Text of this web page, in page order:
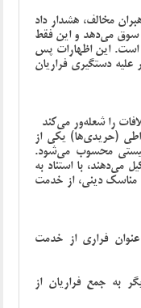
مخالف، هشدار داد
سوق می‌دهد و این فقط
این اظهارات پس
گسترده حریدی‌ها در ۱۹ شهر علیه دستگیری فراریان
را شعله‌ور می‌کند
(حریدی‌ها) یکی از
محسوب می‌شود.
را تشکیل می‌دهند، با استناد به
مناسک دینی، از خدمت
عنوان فراری از خدمت
۵۲ هزار نفر دیگر به جمع فراریان از